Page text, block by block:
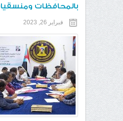
بالمحافظات
فبراير 26, 2023